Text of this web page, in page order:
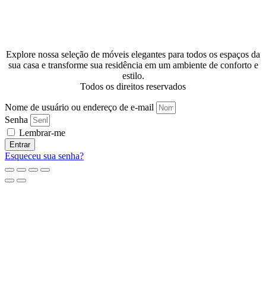
Explore nossa seleção de móveis elegantes para todos os espaços da
sua casa e transforme sua residência em um ambiente de conforto e
estilo.
Todos os direitos reservados
Nome de usuário ou endereço de e-mail
Senha
Lembrar-me
Entrar
Esqueceu sua senha?